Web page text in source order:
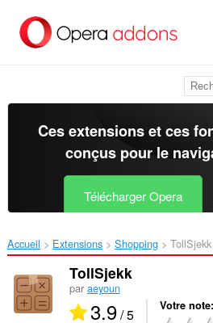
contenu
Ces extensions et ces
conçus pour le
Télécharger Opera
Accueil Extensions Shopping TollSjekk‎
TollSjekk
par aeyoun
3.9/ 5 Votre note